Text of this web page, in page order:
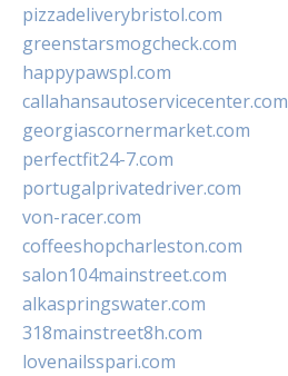
pizzadeliverybristol.com
greenstarsmogcheck.com
happypawspl.com
callahansautoservicecenter.com
georgiascornermarket.com
perfectfit24-7.com
portugalprivatedriver.com
von-racer.com
coffeeshopcharleston.com
salon104mainstreet.com
alkaspringswater.com
318mainstreet8h.com
lovenailsspari.com